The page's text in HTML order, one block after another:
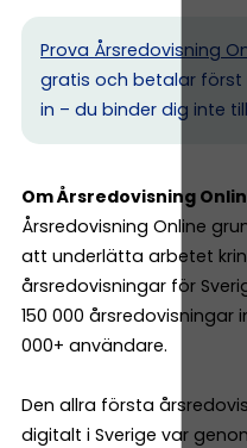
Prova Årsredovisning
gratis och betalar
in – du binder dig inte
Om Årsredovisning
Årsredovisning Online
att underlätta arbetet
årsredovisningar för
150 000
000+ användare.
Den allra första
digitalt i Sverige var